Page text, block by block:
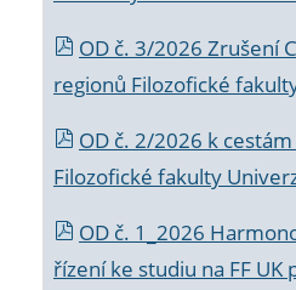
OD č. 3/2026 Zrušení
regionů Filozofické
OD č. 2/2026 k
Filozofické fakulty
OD č. 1_2026
řízení ke studiu na FF